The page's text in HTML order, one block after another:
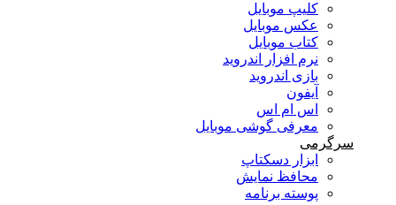
کلیپ موبایل
عکس موبایل
کتاب موبایل
نرم افزار اندروید
بازی اندروید
آیفون
اس ام اس
معرفی گوشی موبایل
سرگرمی
ابزار دسکتاپ
محافظ نمایش
پوسته برنامه